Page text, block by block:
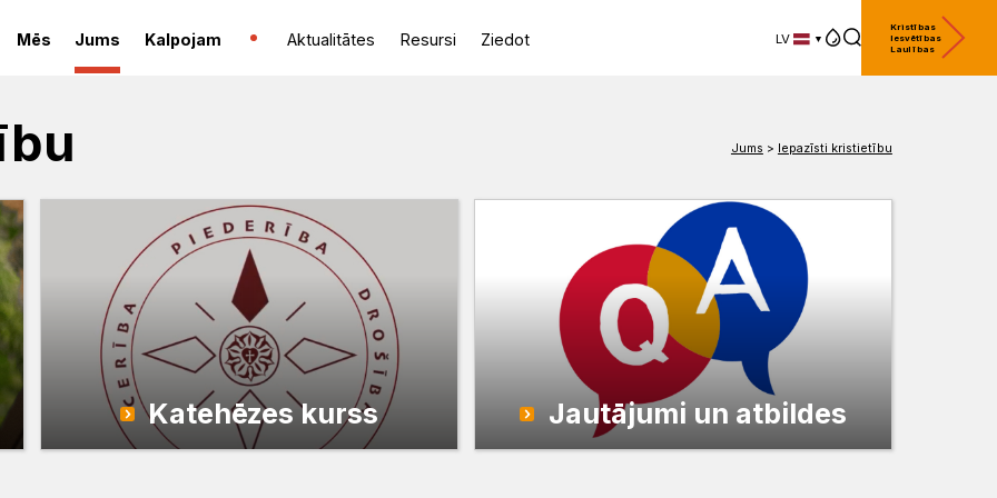
Mēs Jums Kalpojam Aktualitātes Resursi Ziedot
LV
Kristības
Iesvētības
Laulības
Jums > Iepazīsti kristietību
Katehēzes kurss Jautājumi un atbildes